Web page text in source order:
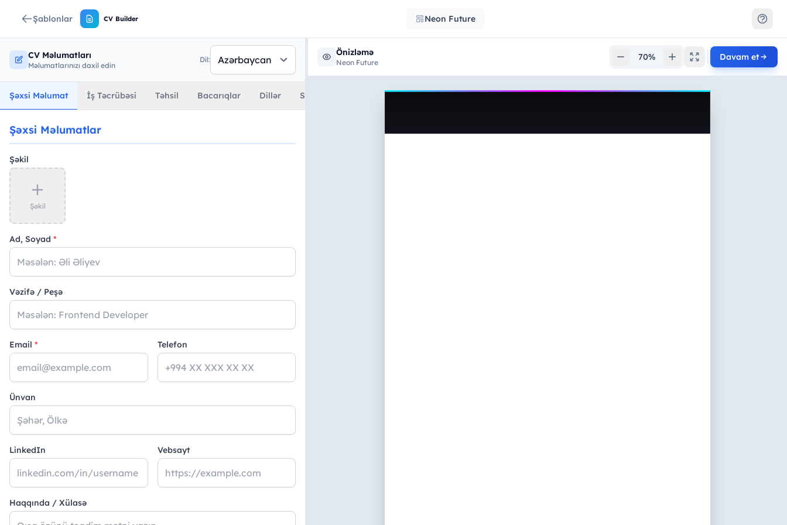
Şablonlar CV Builder Neon Future
CV Məlumatları
Məlumatlarınızı daxil edin
Dil:
Şəxsi Məlumat İş Təcrübəsi Təhsil Bacarıqlar Dillər Sertifikatlar
Şəxsi Məlumatlar
Şəkil
Şəkil
Ad, Soyad *
Vəzifə / Peşə
Email * Telefon
Ünvan
LinkedIn Vebsayt
Haqqında / Xülasə
Önizləmə
Neon Future
70% Davam et